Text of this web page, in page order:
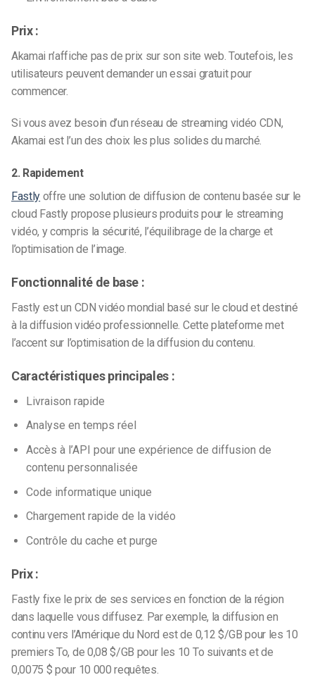
Prix :
Akamai n’affiche pas de prix sur son site web. Toutefois, les
utilisateurs peuvent demander un essai gratuit pour
commencer.
Si vous avez besoin d’un réseau de streaming vidéo CDN,
Akamai est l’un des choix les plus solides du marché.
2. Rapidement
Fastly offre une solution de diffusion de contenu basée sur le
cloud Fastly propose plusieurs produits pour le streaming
vidéo, y compris la sécurité, l’équilibrage de la charge et
l’optimisation de l’image.
Fonctionnalité de base :
Fastly est un CDN vidéo mondial basé sur le cloud et destiné
à la diffusion vidéo professionnelle. Cette plateforme met
l’accent sur l’optimisation de la diffusion du contenu.
Caractéristiques principales :
Livraison rapide
Analyse en temps réel
Accès à l’API pour une expérience de diffusion de
contenu personnalisée
Code informatique unique
Chargement rapide de la vidéo
Contrôle du cache et purge
Prix :
Fastly fixe le prix de ses services en fonction de la région
dans laquelle vous diffusez. Par exemple, la diffusion en
continu vers l’Amérique du Nord est de 0,12 $/GB pour les 10
premiers To, de 0,08 $/GB pour les 10 To suivants et de
0,0075 $ pour 10 000 requêtes.